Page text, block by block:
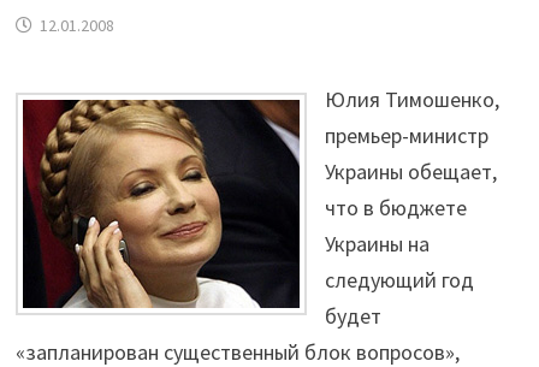
12.01.2008
Юлия Тимошенко,
премьер-министр
Украины обещает,
что в бюджете
Украины на
следующий год
будет
«запланирован существенный блок вопросов»,